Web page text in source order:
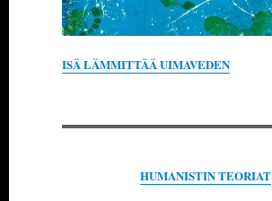
ISÄ LÄMMITTÄÄ UIMAVEDEN
HUMANISTIN TEORIAT